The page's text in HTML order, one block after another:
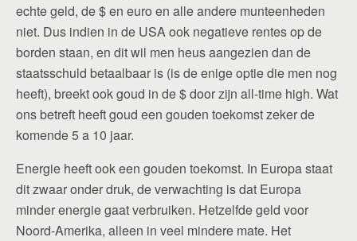
echte geld, de $ en euro en alle andere munteenheden
niet. Dus indien in de USA ook negatieve rentes op de
borden staan, en dit wil men heus aangezien dan de
staatsschuld betaalbaar is (is de enige optie die men nog
heeft), breekt ook goud in de $ door zijn all-time high. Wat
ons betreft heeft goud een gouden toekomst zeker de
komende 5 a 10 jaar.
Energie heeft ook een gouden toekomst. In Europa staat
dit zwaar onder druk, de verwachting is dat Europa
minder energie gaat verbruiken. Hetzelfde geld voor
Noord-Amerika, alleen in veel mindere mate. Het